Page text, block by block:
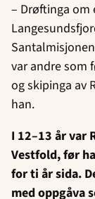
– Drøftinga
var andre som
og skipinga av
han.
I 12–13 år var
Vestfold, før
for ti år sida.
med oppgåva